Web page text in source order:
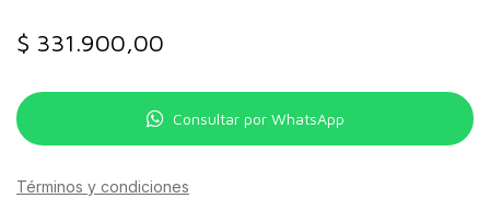
$ 331.900,00
Consultar por WhatsApp
Términos y condiciones